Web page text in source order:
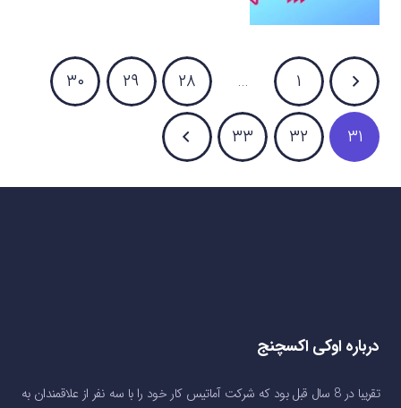
۱ … ۲۸ ۲۹ ۳۰
۳۱ ۳۲ ۳۳
درباره اوکی اکسچنج
تقریبا در 8 سال قبل بود که شرکت آماتیس کار خود را با سه نفر از علاقمندان به